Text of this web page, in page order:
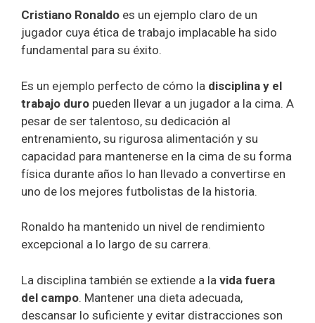
Cristiano Ronaldo es un ejemplo claro de un
jugador cuya ética de trabajo implacable ha sido
fundamental para su éxito.
Es un ejemplo perfecto de cómo la disciplina y el
trabajo duro pueden llevar a un jugador a la cima. A
pesar de ser talentoso, su dedicación al
entrenamiento, su rigurosa alimentación y su
capacidad para mantenerse en la cima de su forma
física durante años lo han llevado a convertirse en
uno de los mejores futbolistas de la historia.
Ronaldo ha mantenido un nivel de rendimiento
excepcional a lo largo de su carrera.
La disciplina también se extiende a la vida fuera
del campo. Mantener una dieta adecuada,
descansar lo suficiente y evitar distracciones son